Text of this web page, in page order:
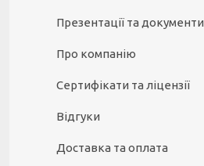
Презентації та документи
Про компанію
Сертифікати та ліцензії
Відгуки
Доставка та оплата